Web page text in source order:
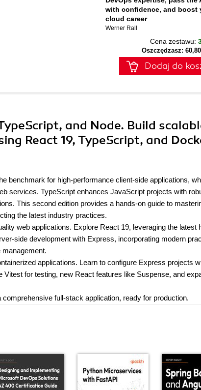
with confidence, and boost
cloud career
Werner Rall
Cena zestawu:
Oszczędzasz:
Dodaj do
and Node. Build
React 19, TypeScript, and
benchmark for high-performance client-side applications,
services. TypeScript enhances JavaScript projects with
This second edition provides a hands-on guide to
the latest industry practices.
web applications. Explore React 19, leveraging the latest
side development with Express, incorporating modern
applications. Learn to configure Express projects
for testing, new React features like Suspense, and
full-stack application, ready for production.